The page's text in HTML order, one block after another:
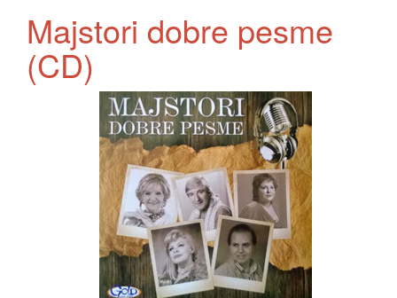
Majstori dobre pesme
(CD)